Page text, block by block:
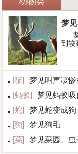
梦
到较
[猫]
梦见叫声凄惨
[蚂蚁]
梦见蚂蚁吸
[蛇]
梦见蛇变成狗
[狗]
梦见狗毛
[菜] 梦见菜园、虫